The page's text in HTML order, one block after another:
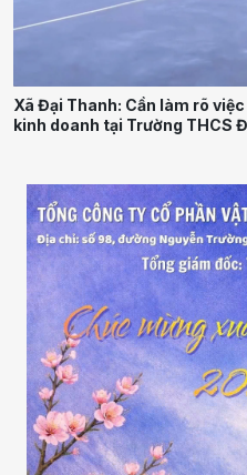
Xã Đại Thanh: Cần làm rõ
kinh doanh tại Trường THCS